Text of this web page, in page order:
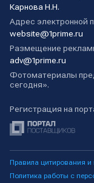
Карнова Н.Н.
Адрес электронной
website@1prime.ru
Размещение
adv@1prime.ru
Фотоматериалы
сегодня».
Регистрация на
Правила цитирования
Политика работы с